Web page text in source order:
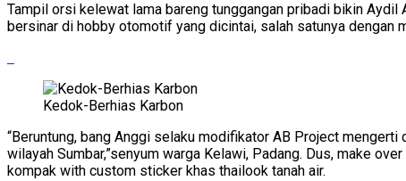
Tampil orsi kelewat lama bareng tunggangan pribadi bikin
bersinar di hobby otomotif yang dicintai, salah satunya
Kedok-Berhias Karbon
“Beruntung, bang Anggi selaku modifikator AB Project
wilayah Sumbar,”senyum warga Kelawi, Padang. Dus, make
kompak with custom sticker khas thailook tanah air.